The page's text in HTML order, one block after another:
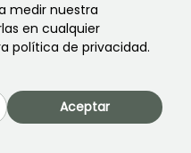
medir nuestra
en cualquier
política de privacidad.
Aceptar
de los jardines →
para disfrutar de tu
del año